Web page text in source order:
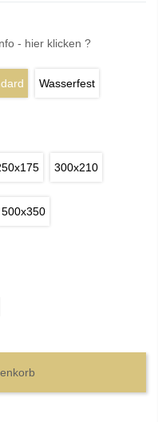
- hier klicken ?
Wasserfest
300x210
500x350